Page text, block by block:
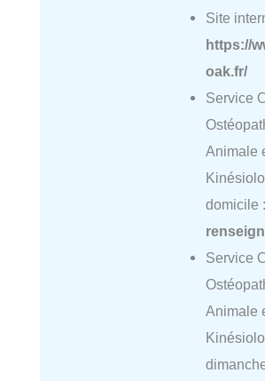
Site
https://
oak.fr/
Service
Animale
domicile :
Service
Animale